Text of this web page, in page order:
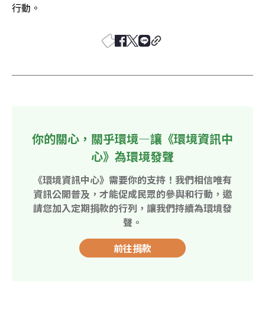
行動。
你的關心，關乎環境—讓《環境資訊中
心》為環境發聲
《環境資訊中心》需要你的支持！我們相信唯有
資訊公開普及，才能促成民眾的參與和行動，邀
請您加入定期捐款的行列，讓我們持續為環境發
聲。
前往捐款